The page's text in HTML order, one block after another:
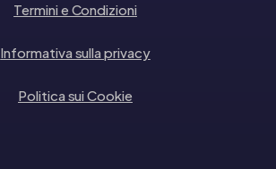
Termini e Condizioni
Informativa sulla privacy
Politica sui Cookie